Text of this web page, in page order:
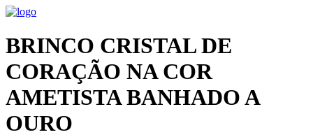
BRINCO CRISTAL DE
CORAÇÃO NA COR
AMETISTA BANHADO A
OURO